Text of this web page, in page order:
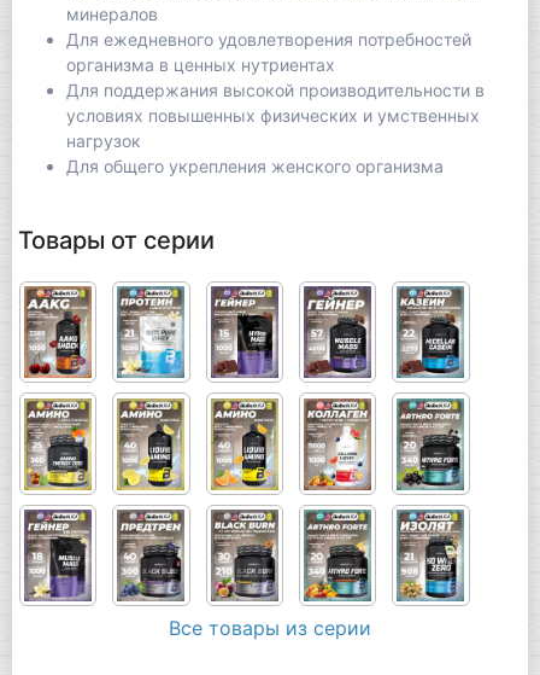
минералов
Для ежедневного удовлетворения потребностей
организма в ценных нутриентах
Для поддержания высокой производительности в
условиях повышенных физических и умственных
нагрузок
Для общего укрепления женского организма
Товары от серии
Все товары из серии